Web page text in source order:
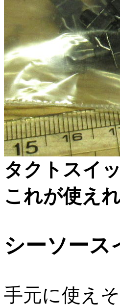
タクトスイ
これが使え
シーソース
手元に使え